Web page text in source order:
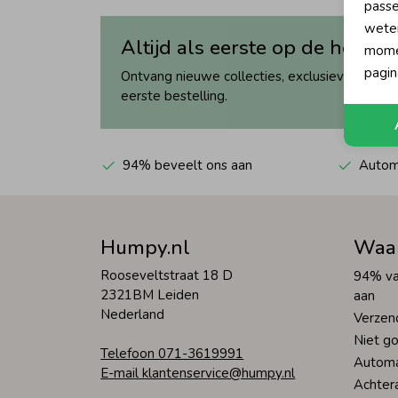
Altijd als eerste op de
Ontvang nieuwe collecties, exclusieve acties
eerste bestelling.
94% beveelt ons aan
Humpy.nl
Rooseveltstraat 18 D
2321BM Leiden
Nederland
Telefoon 071-3619991
E-mail klantenservice@humpy.nl
94%
aan
Niet